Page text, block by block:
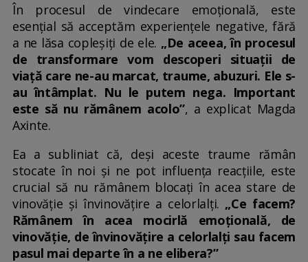
În procesul de vindecare emoțională, este
esențial să acceptăm experiențele negative, fără
a ne lăsa copleșiți de ele. „De aceea, în procesul
de transformare vom descoperi situații de
viață care ne-au marcat, traume, abuzuri. Ele s-
au întâmplat. Nu le putem nega. Important
este să nu rămânem acolo”, a explicat Magda
Axinte.
Ea a subliniat că, deși aceste traume rămân
stocate în noi și ne pot influența reacțiile, este
crucial să nu rămânem blocați în acea stare de
vinovăție și învinovățire a celorlalți. „Ce facem?
Rămânem în acea mocirlă emoțională, de
vinovăție, de învinovățire a celorlalți sau facem
pasul mai departe în a ne elibera?”